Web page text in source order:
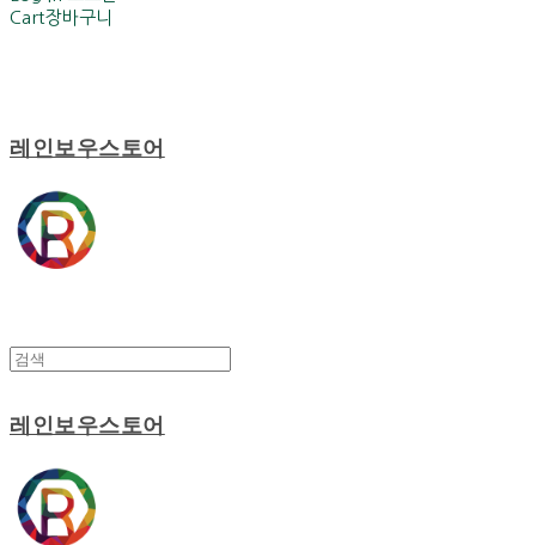
Cart장바구니
레인보우스토어
레인보우스토어